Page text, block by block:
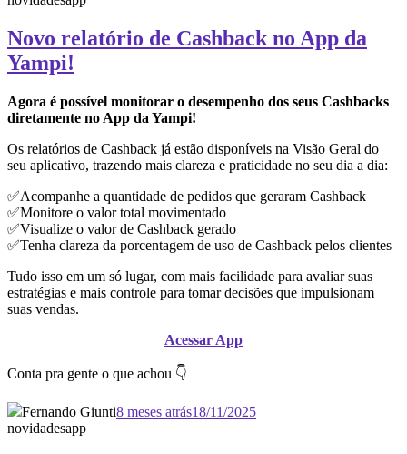
Novo relatório de Cashback no App da
Yampi!
Agora é possível monitorar o desempenho dos seus Cashbacks
diretamente no App da Yampi!
Os relatórios de Cashback já estão disponíveis na Visão Geral do
seu aplicativo, trazendo mais clareza e praticidade no seu dia a dia:
✅Acompanhe a quantidade de pedidos que geraram Cashback
✅Monitore o valor total movimentado
✅Visualize o valor de Cashback gerado
✅Tenha clareza da porcentagem de uso de Cashback pelos clientes
Tudo isso em um só lugar, com mais facilidade para avaliar suas
estratégias e mais controle para tomar decisões que impulsionam
suas vendas.
Acessar App
Conta pra gente o que achou 👇
Fernando Giunti8 meses atrás18/11/2025
novidadesapp